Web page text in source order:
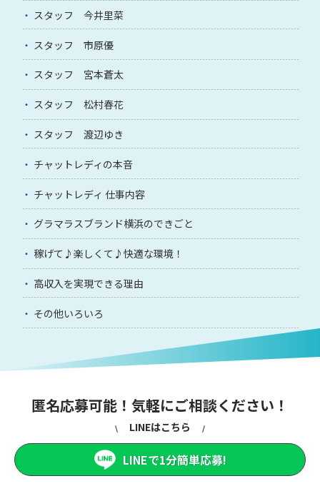
スタッフ 今井里菜
スタッフ 市原優
スタッフ 宮本蒼太
スタッフ 松村春花
スタッフ 渡辺ゆき
チャットレディの本音
チャットレディ 仕事内容
グラマラスブランド横浜のできごと
稼げて♪楽しくて♪快適な環境！
高収入を実現できる理由
その他いろいろ
匿名応募可能！気軽にご相談ください！
LINEはこちら
LINEで1分簡単応募!